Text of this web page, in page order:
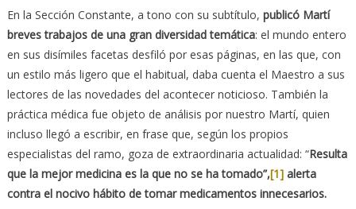
En la Sección Constante, a tono con su subtítulo, publicó Martí
breves trabajos de una gran diversidad temática: el mundo entero
en sus disímiles facetas desfiló por esas páginas, en las que, con
un estilo más ligero que el habitual, daba cuenta el Maestro a sus
lectores de las novedades del acontecer noticioso. También la
práctica médica fue objeto de análisis por nuestro Martí, quien
incluso llegó a escribir, en frase que, según los propios
especialistas del ramo, goza de extraordinaria actualidad: “Resulta
que la mejor medicina es la que no se ha tomado”,[1]alerta
contra el nocivo hábito de tomar medicamentos innecesarios.